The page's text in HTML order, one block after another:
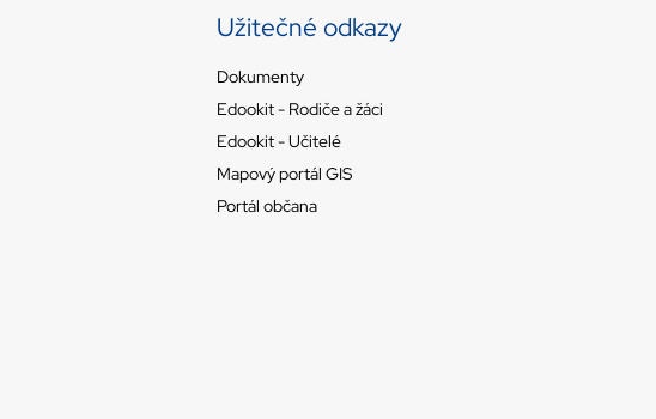
Užitečné odkazy
Dokumenty
Edookit - Rodiče a žáci
Edookit - Učitelé
Mapový portál GIS
Portál občana